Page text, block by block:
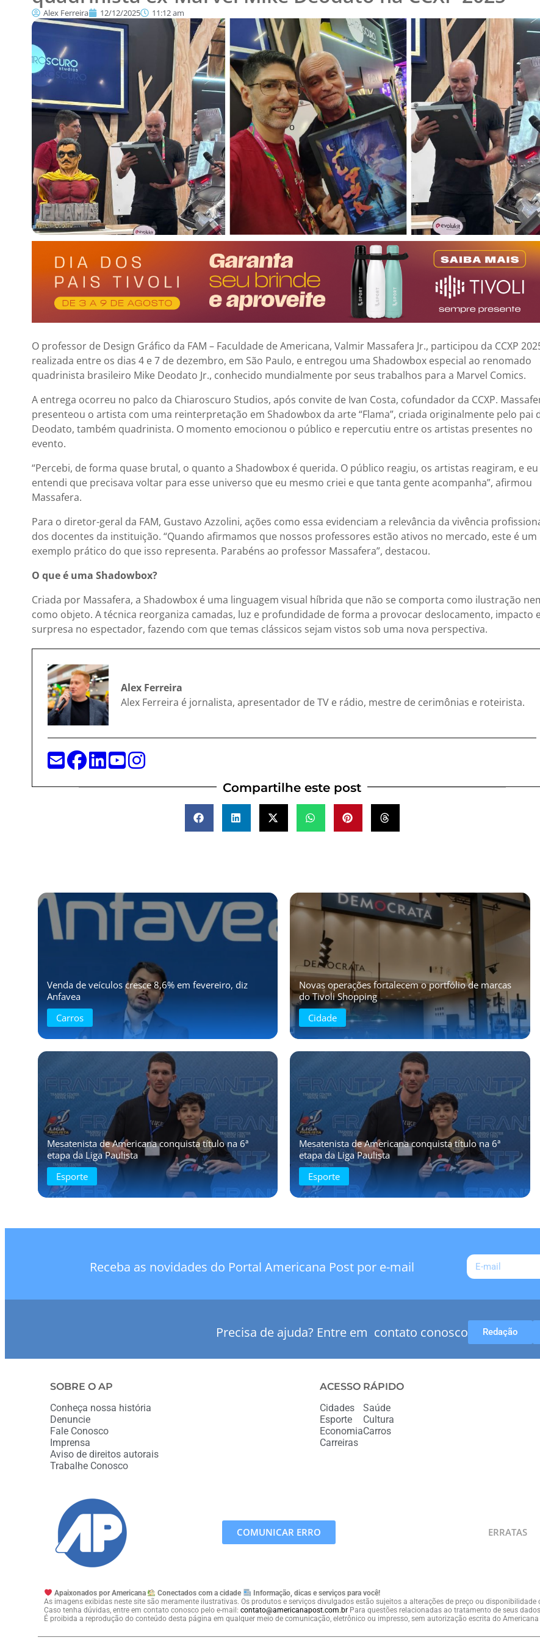
Alex Ferreira 12/12/2025 11:12 am
O professor de Design Gráfico da FAM – Faculdade de Americana, Valmir Massafera Jr., participou da CCXP
realizada entre os dias 4 e 7 de dezembro, em São Paulo, e entregou uma Shadowbox especial ao renomado
quadrinista brasileiro Mike Deodato Jr., conhecido mundialmente por seus trabalhos para a Marvel Comics.
A entrega ocorreu no palco da Chiaroscuro Studios, após convite de Ivan Costa, cofundador da CCXP.
presenteou o artista com uma reinterpretação em Shadowbox da arte “Flama”, criada originalmente pelo pai
Deodato, também quadrinista. O momento emocionou o público e repercutiu entre os artistas presentes no
evento.
“Percebi, de forma quase brutal, o quanto a Shadowbox é querida. O público reagiu, os artistas reagiram, e eu
entendi que precisava voltar para esse universo que eu mesmo criei e que tanta gente acompanha”, afirmou
Massafera.
Para o diretor-geral da FAM, Gustavo Azzolini, ações como essa evidenciam a relevância da vivência
dos docentes da instituição. “Quando afirmamos que nossos professores estão ativos no mercado, este é um
exemplo prático do que isso representa. Parabéns ao professor Massafera”, destacou.
O que é uma Shadowbox?
Criada por Massafera, a Shadowbox é uma linguagem visual híbrida que não se comporta como ilustração
como objeto. A técnica reorganiza camadas, luz e profundidade de forma a provocar deslocamento, impacto
surpresa no espectador, fazendo com que temas clássicos sejam vistos sob uma nova perspectiva.
Alex Ferreira
Alex Ferreira é jornalista, apresentador de TV e rádio, mestre de cerimônias e roteirista.
Compartilhe este post
Venda de veículos cresce 8,6% em fevereiro, diz
Anfavea
Carros
Novas operações fortalecem o portfólio de marcas
do Tivoli Shopping
Cidade
Mesatenista de Americana conquista título na 6ª
etapa da Liga Paulista
Esporte
Mesatenista de Americana conquista título na 6ª
etapa da Liga Paulista
Esporte
Receba as novidades do Portal Americana Post por e-mail
Precisa de ajuda? Entre em contato conosco Redação
SOBRE O AP
Conheça nossa história
Denuncie
Fale Conosco
Imprensa
Aviso de direitos autorais
Trabalhe Conosco
ACESSO RÁPIDO
Cidades
Esporte
Economia
Carreiras
Saúde
Cultura
Carros
COMUNICAR ERRO ERRATAS
Apaixonados por Americana Conectados com a cidade
Informação, dicas e serviços para você!
As imagens exibidas neste site são meramente ilustrativas. Os produtos e serviços divulgados estão sujeitos a alterações de preço ou
Caso tenha dúvidas, entre em contato conosco pelo e-mail: contato@americanapost.com.br Para questões relacionadas ao tratamento de seus
É proibida a reprodução do conteúdo desta página em qualquer meio de comunicação, eletrônico ou impresso, sem autorização escrita do Americana